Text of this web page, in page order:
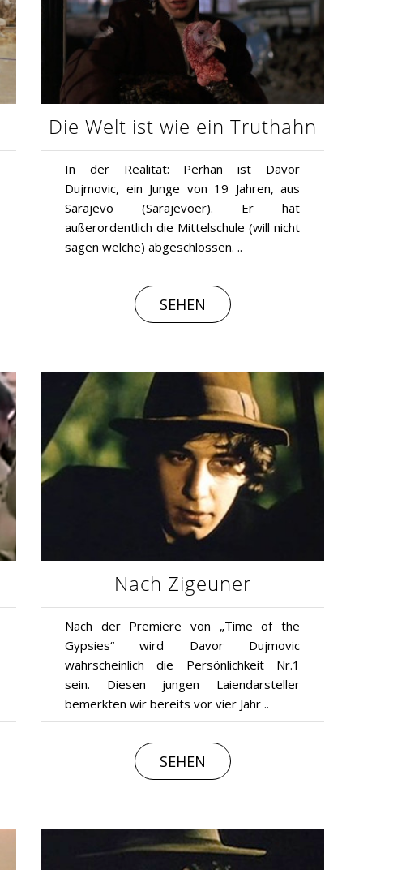
Die Welt ist wie ein Truthahn
In der Realität: Perhan ist Davor
Dujmovic, ein Junge von 19 Jahren, aus
Sarajevo (Sarajevoer). Er hat
außerordentlich die Mittelschule (will nicht
sagen welche) abgeschlossen. ..
SEHEN
Nach Zigeuner
Nach der Premiere von „Time of the
Gypsies“ wird Davor Dujmovic
wahrscheinlich die Persönlichkeit Nr.1
sein. Diesen jungen Laiendarsteller
bemerkten wir bereits vor vier Jahr ..
SEHEN